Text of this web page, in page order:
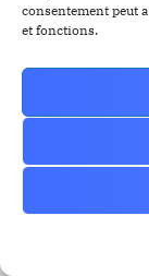
consentement peut
et fonctions.